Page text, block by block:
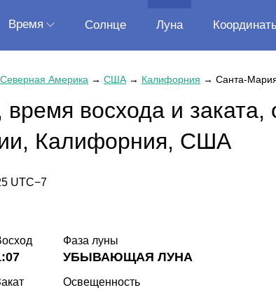
Время Солнце Луна
Северная Америка → США → Калифорния → Санта-
восхода и заката,
Калифорния, США
UTC−7
Фаза луны
УБЫВАЮЩАЯ ЛУНА
Освещенность